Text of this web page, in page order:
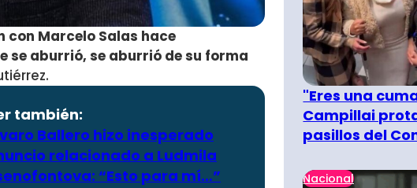
con Marcelo Salas hace
se aburrió, se aburrió de su forma
también:
Ballero hizo inesperado
relacionado a Ludmila
“Esto para mí…”
"Eres una
Campillai
pasillos del
Nacional